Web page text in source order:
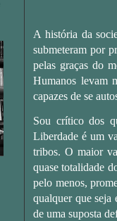
A história da
submeteram por
pelas graças do
Humanos levam
capazes de se
Sou crítico dos
Liberdade é um
tribos. O maior
quase totalidade
pelo menos,
qualquer que seja
de uma suposta